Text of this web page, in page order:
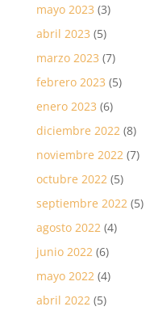
mayo 2023 (3)
abril 2023 (5)
marzo 2023 (7)
febrero 2023 (5)
enero 2023 (6)
diciembre 2022 (8)
noviembre 2022 (7)
octubre 2022 (5)
septiembre 2022 (5)
agosto 2022 (4)
junio 2022 (6)
mayo 2022 (4)
abril 2022 (5)